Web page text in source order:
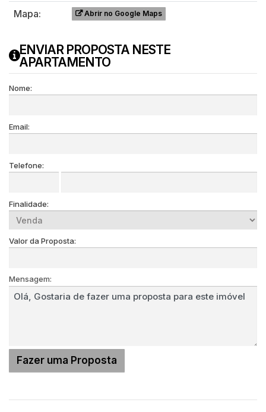
Mapa:
Abrir no Google Maps
ENVIAR PROPOSTA NESTE
APARTAMENTO
Nome:
Email:
Telefone:
Finalidade:
Valor da Proposta:
Mensagem: